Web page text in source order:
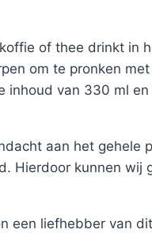
of thee drinkt in
om te pronken met
inhoud van 330 ml
aan het gehele
Hierdoor kunnen wij
een liefhebber van